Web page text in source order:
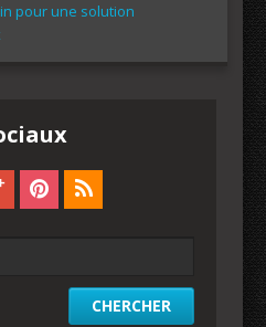
pour une solution